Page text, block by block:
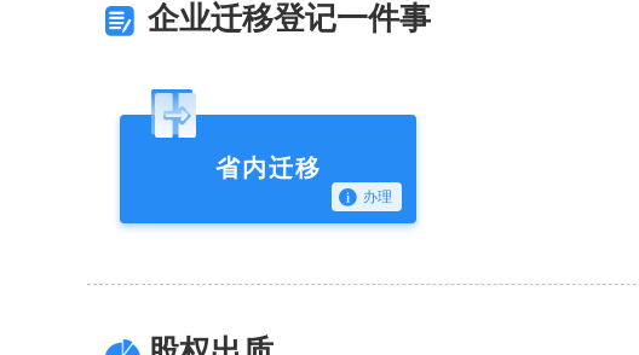
企业迁移登记一件事
省内迁移
办理